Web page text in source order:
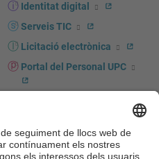
Identitat digital
Serveis TIC
Licitació electrònica
Portal del Personal UPC
UPCshop, marxandatge